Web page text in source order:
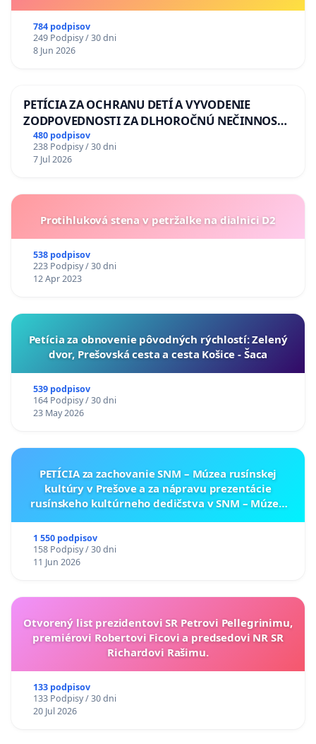
784 podpisov
249 Podpisy / 30 dni
8 Jun 2026
PETÍCIA ZA OCHRANU DETÍ A VYVODENIE
ZODPOVEDNOSTI ZA DLHOROČNÚ NEČINNOSŤ
A ZLYHANIE ŠTÁTU
480 podpisov
238 Podpisy / 30 dni
7 Jul 2026
Protihluková stena v petržalke na dialnici D2
538 podpisov
223 Podpisy / 30 dni
12 Apr 2023
​Petícia za obnovenie pôvodných rýchlostí: Zelený
dvor, Prešovská cesta a cesta Košice - Šaca
539 podpisov
164 Podpisy / 30 dni
23 May 2026
PETÍCIA za zachovanie SNM – Múzea rusínskej
kultúry v Prešove a za nápravu prezentácie
rusínskeho kultúrneho dedičstva v SNM – Múzeu
1 550 podpisov
158 Podpisy / 30 dni
11 Jun 2026
Otvorený list prezidentovi SR Petrovi Pellegrinimu,
premiérovi Robertovi Ficovi a predsedovi NR SR
Richardovi Rašimu.
133 podpisov
133 Podpisy / 30 dni
20 Jul 2026